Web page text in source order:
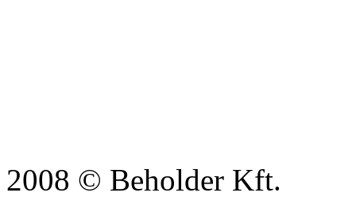
2008 © Beholder Kft.